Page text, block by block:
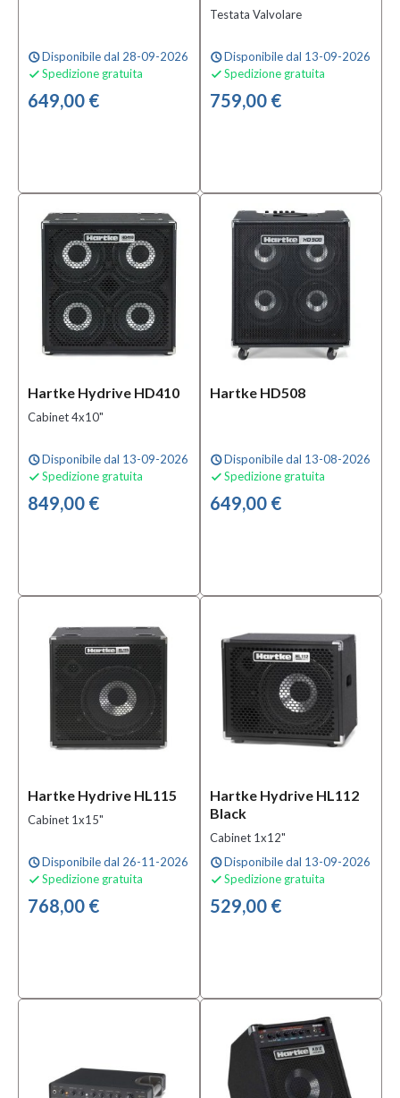
scheduleDisponibile dal 28-09-2026
 Spedizione gratuita
649,00 €
Testata Valvolare
scheduleDisponibile dal 13-09-2026
 Spedizione gratuita
759,00 €
Hartke Hydrive HD410
Cabinet 4x10"
scheduleDisponibile dal 13-09-2026
 Spedizione gratuita
849,00 €
Hartke HD508
scheduleDisponibile dal 13-08-2026
 Spedizione gratuita
649,00 €
Hartke Hydrive HL115
Cabinet 1x15"
scheduleDisponibile dal 26-11-2026
 Spedizione gratuita
768,00 €
Hartke Hydrive HL112
Black
Cabinet 1x12"
scheduleDisponibile dal 13-09-2026
 Spedizione gratuita
529,00 €